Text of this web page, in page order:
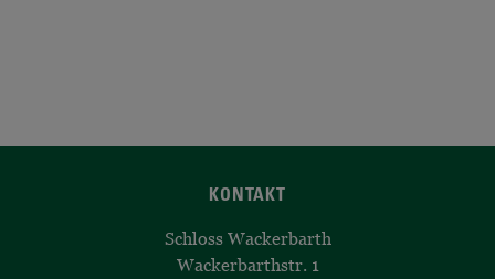
KONTAKT
Schloss Wackerbarth
Wackerbarthstr. 1